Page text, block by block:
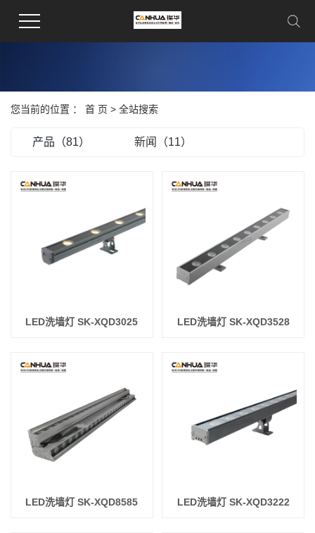
您当前的位置 ： 首 页 > 全站搜索
产品（81） 新闻（11）
LED洗墙灯 SK-XQD3025 LED洗墙灯 SK-XQD3528
LED洗墙灯 SK-XQD8585 LED洗墙灯 SK-XQD3222